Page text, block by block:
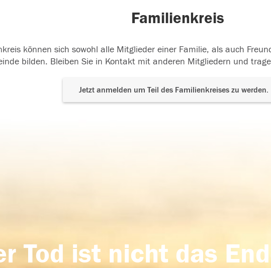
Familienkreis
können sich sowohl alle Mitglieder einer Familie, als auch
bilden. Bleiben Sie in Kontakt mit anderen Mitgliedern und
Jetzt anmelden um Teil des Familienkreises zu werden.
Tod ist nicht das